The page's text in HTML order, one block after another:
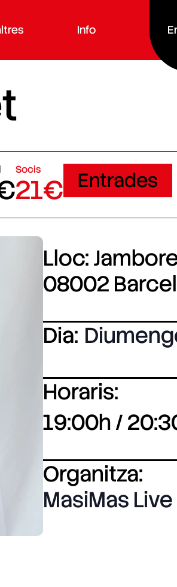
Info
Socis
21€ Entrades
Lloc:
08002
Dia:
Horaris:
19:00h /
Organitza:
MasiMas Live